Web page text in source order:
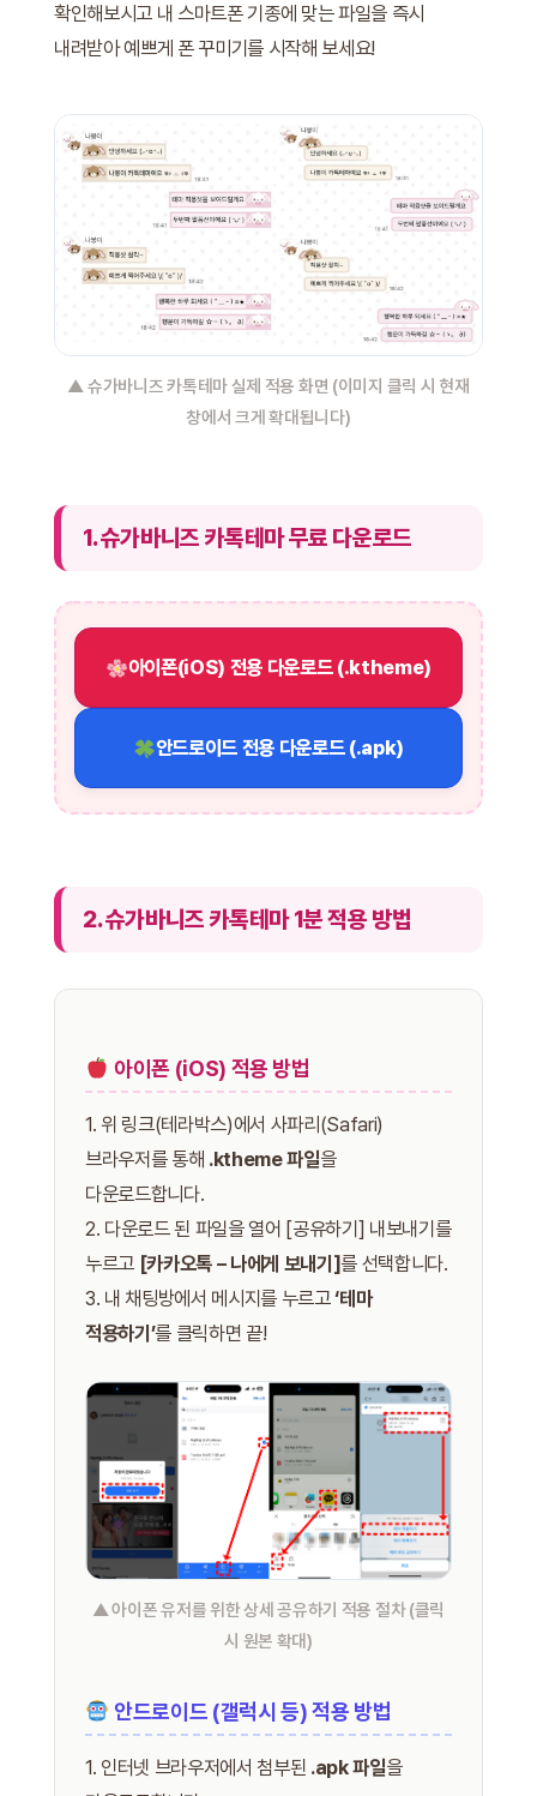
확인해보시고 내 스마트폰 기종에 맞는 파일을 즉시
내려받아 예쁘게 폰 꾸미기를 시작해 보세요!
▲ 슈가바니즈 카톡테마 실제 적용 화면 (이미지 클릭 시 현재
창에서 크게 확대됩니다)
1. 슈가바니즈 카톡테마 무료 다운로드
아이폰(iOS) 전용 다운로드 (.ktheme)
안드로이드 전용 다운로드 (.apk)
2. 슈가바니즈 카톡테마 1분 적용 방법
아이폰 (iOS) 적용 방법
1. 위 링크(테라박스)에서 사파리(Safari)
브라우저를 통해 .ktheme 파일을
다운로드합니다.
2. 다운로드 된 파일을 열어 [공유하기] 내보내기를
누르고 [카카오톡 – 나에게 보내기]를 선택합니다.
3. 내 채팅방에서 메시지를 누르고‘테마
적용하기’를 클릭하면 끝!
▲ 아이폰 유저를 위한 상세 공유하기 적용 절차 (클릭
시 원본 확대)
안드로이드 (갤럭시 등) 적용 방법
1. 인터넷 브라우저에서 첨부된 .apk 파일을